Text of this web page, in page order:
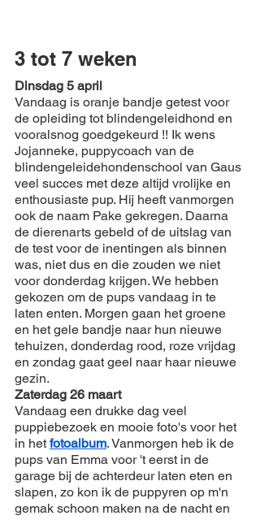
3 tot 7 weken
Dinsdag 5 april
Vandaag is oranje bandje getest voor
de opleiding tot blindengeleidhond en
vooralsnog goedgekeurd !! Ik wens
Jojanneke, puppycoach van de
blindengeleidehondenschool van Gaus
veel succes met deze altijd vrolijke en
enthousiaste pup. Hij heeft vanmorgen
ook de naam Pake gekregen. Daarna
de dierenarts gebeld of de uitslag van
de test voor de inentingen als binnen
was, niet dus en die zouden we niet
voor donderdag krijgen. We hebben
gekozen om de pups vandaag in te
laten enten. Morgen gaan het groene
en het gele bandje naar hun nieuwe
tehuizen, donderdag rood, roze vrijdag
en zondag gaat geel naar haar nieuwe
gezin.
Zaterdag 26 maart
Vandaag een drukke dag veel
puppiebezoek en mooie foto's voor het
in het fotoalbum. Vanmorgen heb ik de
pups van Emma voor 't eerst in de
garage bij de achterdeur laten eten en
slapen, zo kon ik de puppyren op m'n
gemak schoon maken na de nacht en